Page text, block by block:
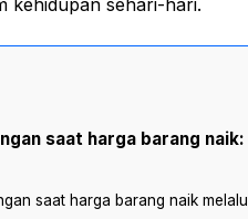
saat harga barang
saat harga barang naik